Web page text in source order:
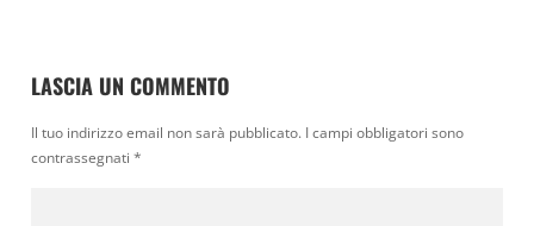
LASCIA UN COMMENTO
Il tuo indirizzo email non sarà pubblicato. I campi obbligatori sono
contrassegnati *